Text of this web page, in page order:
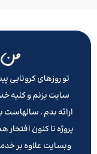
من
سایت بزنم و کلیه
پروژه تا کنون
وبسایت علاوه بر